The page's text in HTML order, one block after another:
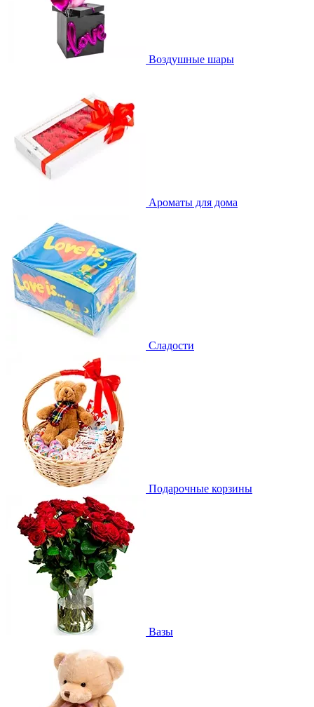
Воздушные шары
Ароматы для дома
Сладости
Подарочные корзины
Вазы